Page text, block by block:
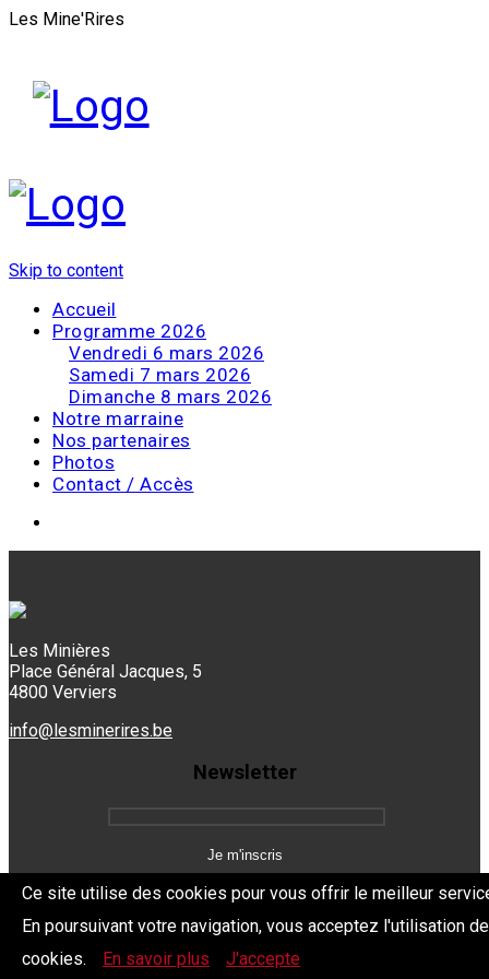
Les Mine'Rires
Skip to content
Accueil
Programme 2026
Vendredi 6 mars 2026
Samedi 7 mars 2026
Dimanche 8 mars 2026
Notre marraine
Nos partenaires
Photos
Contact / Accès
Les Minières
Place Général Jacques, 5
4800 Verviers
info@lesminerires.be
Newsletter
Copyright 2026 Les Mine'Rires - Politique de confidentialité
Ce site utilise des cookies pour vous offrir le meilleur
En poursuivant votre navigation, vous acceptez l'utilisation
cookies.
En savoir plus J'accepte